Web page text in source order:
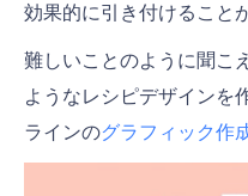
効果的に引き付けること
難しいことのように聞こ
ようなレシピデザインを
ラインのグラフィック作